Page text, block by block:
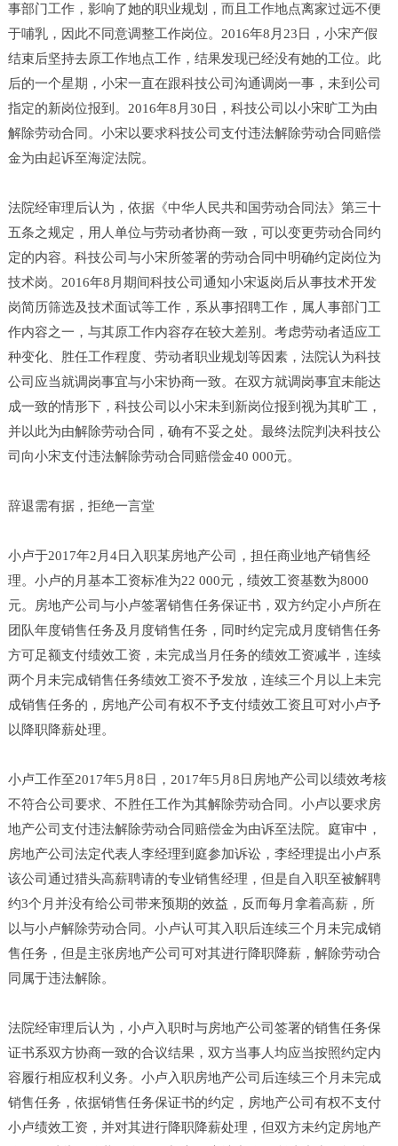
事部门工作，影响了她的职业规划，而且工作地点离家过远不便
于哺乳，因此不同意调整工作岗位。2016年8月23日，小宋产假
结束后坚持去原工作地点工作，结果发现已经没有她的工位。此
后的一个星期，小宋一直在跟科技公司沟通调岗一事，未到公司
指定的新岗位报到。2016年8月30日，科技公司以小宋旷工为由
解除劳动合同。小宋以要求科技公司支付违法解除劳动合同赔偿
金为由起诉至海淀法院。
法院经审理后认为，依据《中华人民共和国劳动合同法》第三十
五条之规定，用人单位与劳动者协商一致，可以变更劳动合同约
定的内容。科技公司与小宋所签署的劳动合同中明确约定岗位为
技术岗。2016年8月期间科技公司通知小宋返岗后从事技术开发
岗简历筛选及技术面试等工作，系从事招聘工作，属人事部门工
作内容之一，与其原工作内容存在较大差别。考虑劳动者适应工
种变化、胜任工作程度、劳动者职业规划等因素，法院认为科技
公司应当就调岗事宜与小宋协商一致。在双方就调岗事宜未能达
成一致的情形下，科技公司以小宋未到新岗位报到视为其旷工，
并以此为由解除劳动合同，确有不妥之处。最终法院判决科技公
司向小宋支付违法解除劳动合同赔偿金40 000元。
辞退需有据，拒绝一言堂
小卢于2017年2月4日入职某房地产公司，担任商业地产销售经
理。小卢的月基本工资标准为22 000元，绩效工资基数为8000
元。房地产公司与小卢签署销售任务保证书，双方约定小卢所在
团队年度销售任务及月度销售任务，同时约定完成月度销售任务
方可足额支付绩效工资，未完成当月任务的绩效工资减半，连续
两个月未完成销售任务绩效工资不予发放，连续三个月以上未完
成销售任务的，房地产公司有权不予支付绩效工资且可对小卢予
以降职降薪处理。
小卢工作至2017年5月8日，2017年5月8日房地产公司以绩效考核
不符合公司要求、不胜任工作为其解除劳动合同。小卢以要求房
地产公司支付违法解除劳动合同赔偿金为由诉至法院。庭审中，
房地产公司法定代表人李经理到庭参加诉讼，李经理提出小卢系
该公司通过猎头高薪聘请的专业销售经理，但是自入职至被解聘
约3个月并没有给公司带来预期的效益，反而每月拿着高薪，所
以与小卢解除劳动合同。小卢认可其入职后连续三个月未完成销
售任务，但是主张房地产公司可对其进行降职降薪，解除劳动合
同属于违法解除。
法院经审理后认为，小卢入职时与房地产公司签署的销售任务保
证书系双方协商一致的合议结果，双方当事人均应当按照约定内
容履行相应权利义务。小卢入职房地产公司后连续三个月未完成
销售任务，依据销售任务保证书的约定，房地产公司有权不支付
小卢绩效工资，并对其进行降职降薪处理，但双方未约定房地产